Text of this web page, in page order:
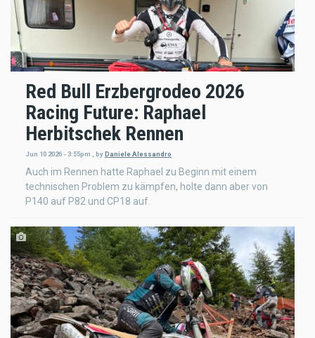
Red Bull Erzbergrodeo 2026
Racing Future: Raphael
Herbitschek Rennen
Jun 10 2026 - 3:55pm byDaniele Alessandro
Auch im Rennen hatte Raphael zu Beginn mit einem
technischen Problem zu kämpfen, holte dann aber von
P140 auf P82 und CP18 auf.